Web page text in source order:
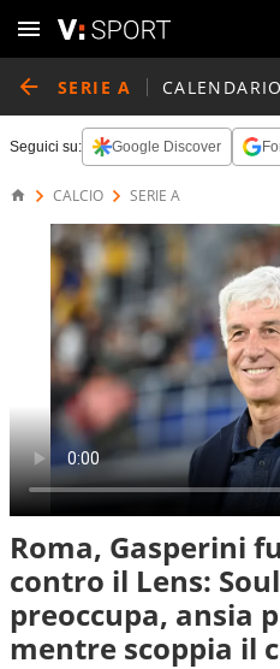
SERIE A CALENDARIO
Seguici su: Google Discover
CALCIO SERIE A
Roma, Gasperini
contro il Lens:
preoccupa, ansia
mentre scoppia il